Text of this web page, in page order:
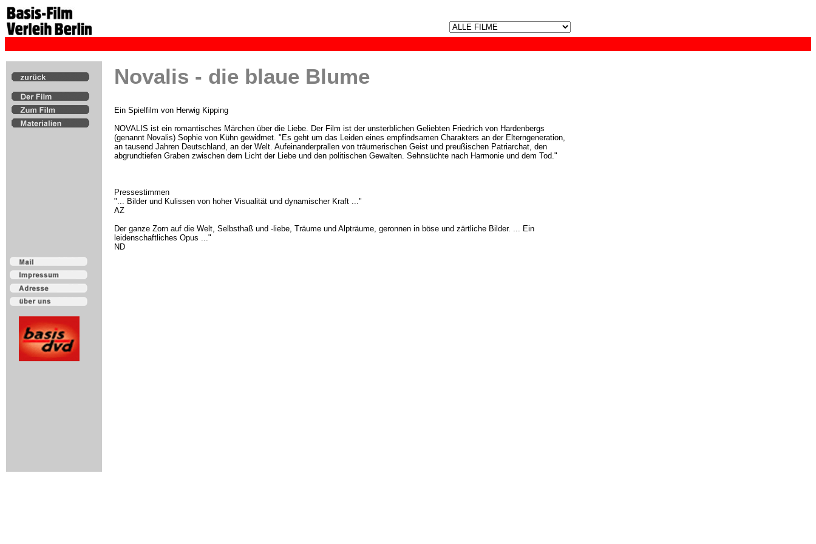
Novalis - die blaue Blume
Ein Spielfilm von Herwig Kipping
NOVALIS ist ein romantisches Märchen über die Liebe. Der Film ist der unsterblichen Geliebten Friedrich von Hardenbergs
(genannt Novalis) Sophie von Kühn gewidmet. "Es geht um das Leiden eines empfindsamen Charakters an der Elterngeneration,
an tausend Jahren Deutschland, an der Welt. Aufeinanderprallen von träumerischen Geist und preußischen Patriarchat, den
abgrundtiefen Graben zwischen dem Licht der Liebe und den politischen Gewalten. Sehnsüchte nach Harmonie und dem Tod."
Pressestimmen
"... Bilder und Kulissen von hoher Visualität und dynamischer Kraft ..."
AZ
Der ganze Zorn auf die Welt, Selbsthaß und -liebe, Träume und Alpträume, geronnen in böse und zärtliche Bilder. ... Ein
leidenschaftliches Opus ..."
ND